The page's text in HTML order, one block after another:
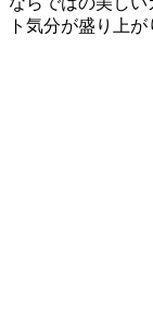
ト気分が盛り上が